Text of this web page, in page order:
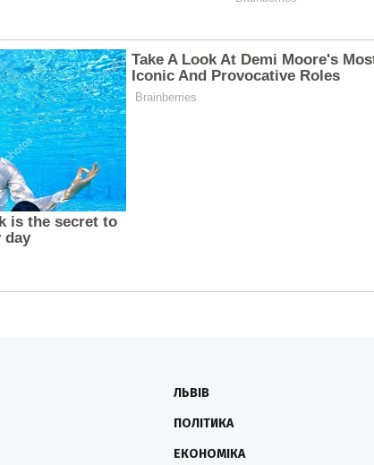
ЛЬВІВ
ПОЛІТИКА
ЕКОНОМІКА